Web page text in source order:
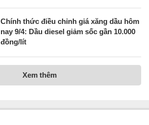
Chính thức điều chỉnh giá xăng dầu hôm
nay 9/4: Dầu diesel giảm sốc gần 10.000
đồng/lít
Xem thêm